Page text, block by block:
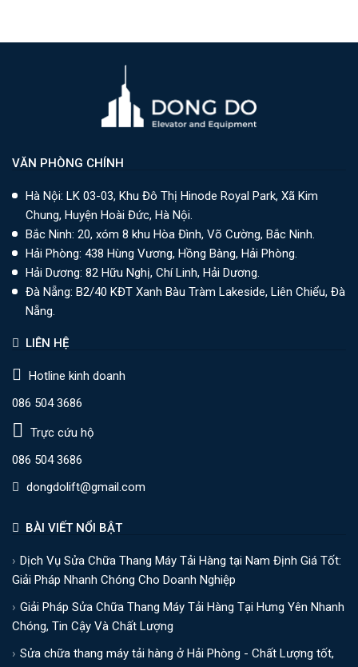
VĂN PHÒNG CHÍNH
Hà Nội: LK 03-03, Khu Đô Thị Hinode Royal Park, Xã Kim
Chung, Huyện Hoài Đức, Hà Nội.
Bắc Ninh: 20, xóm 8 khu Hòa Đình, Võ Cường, Bắc Ninh.
Hải Phòng: 438 Hùng Vương, Hồng Bàng, Hải Phòng.
Hải Dương: 82 Hữu Nghị, Chí Linh, Hải Dương.
Đà Nẵng: B2/40 KĐT Xanh Bàu Tràm Lakeside, Liên Chiểu, Đà
Nẵng.
LIÊN HỆ
Hotline kinh doanh
086 504 3686
Trực cứu hộ
086 504 3686
dongdolift@gmail.com
BÀI VIẾT NỔI BẬT
Dịch Vụ Sửa Chữa Thang Máy Tải Hàng tại Nam Định Giá Tốt:
Giải Pháp Nhanh Chóng Cho Doanh Nghiệp
Giải Pháp Sửa Chữa Thang Máy Tải Hàng Tại Hưng Yên Nhanh
Chóng, Tin Cậy Và Chất Lượng
Sửa chữa thang máy tải hàng ở Hải Phòng - Chất Lượng tốt,